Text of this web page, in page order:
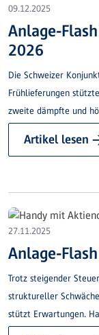
09.12.2025
Anlage-
2026
Die Schweizer
Frühlieferungen
zweite dämpfte und
Artikel lesen
27.11.2025
Anlage-
Trotz steigender
struktureller
stützt Erwartungen.